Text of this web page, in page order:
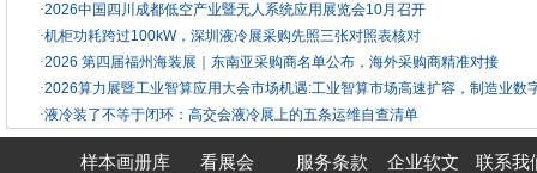
·2026中国四川成都低空产业暨无人系统应用展览会10月召开
·机柜功耗跨过100kW，深圳液冷展采购先照三张对照表核对
·2026 第四届福州海装展｜东南亚采购商名单公布，海外采购商精准对接
·2026算力展暨工业智算应用大会市场机遇:工业智算市场高速扩容，制造业数
·液冷装了不等于闭环：高交会液冷展上的五条运维自查清单
样本画册库 看展会 服务条款 企业软文 联系我